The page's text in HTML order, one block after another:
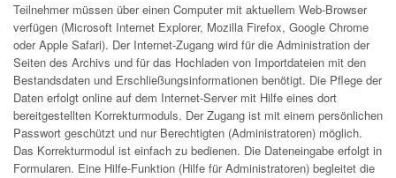
Teilnehmer müssen über einen Computer mit aktuellem Web-Browser
verfügen (Microsoft Internet Explorer, Mozilla Firefox, Google Chrome
oder Apple Safari). Der Internet-Zugang wird für die Administration der
Seiten des Archivs und für das Hochladen von Importdateien mit den
Bestandsdaten und Erschließungsinformationen benötigt. Die Pflege der
Daten erfolgt online auf dem Internet-Server mit Hilfe eines dort
bereitgestellten Korrekturmoduls. Der Zugang ist mit einem persönlichen
Passwort geschützt und nur Berechtigten (Administratoren) möglich.
Das Korrekturmodul ist einfach zu bedienen. Die Dateneingabe erfolgt in
Formularen. Eine Hilfe-Funktion (Hilfe für Administratoren) begleitet die